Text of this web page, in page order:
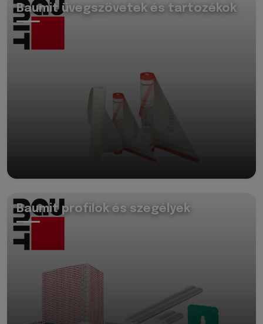
Baumit üvegszövetek és tartozékok
Baumit profilok és szegélyek